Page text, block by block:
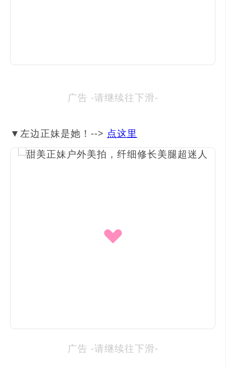
广告 -请继续往下滑-
▼左边正妹是她！--> 点这里
广告 -请继续往下滑-